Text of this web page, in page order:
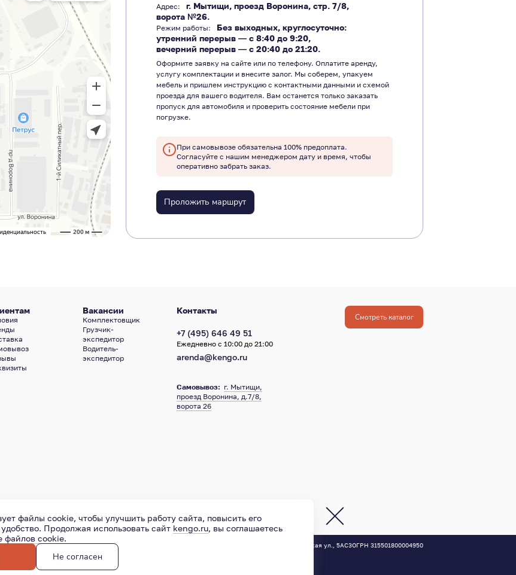
файлы cookie, чтобы улучшить работу сайта, повысить его
Продолжая использовать сайт kengo.ru, вы соглашаетесь
файлов cookie.
Не согласен
Адрес:
г. Мытищи, проезд Воронина, стр. 7/8,
ворота №26.
Режим работы:
Без выходных, круглосуточно:
утренний перерыв ― с 8:40 до 9:20,
вечерний перерыв ― с 20:40 до 21:20.
Оформите заявку на сайте или по телефону. Оплатите аренду,
услугу комплектации и внесите залог. Мы соберем, упакуем
мебель и пришлем инструкцию с контактными данными и схемой
проезда для вашего водителя. Вам останется только заказать
пропуск для автомобиля и проверить состояние мебели при
погрузке.
При самовывозе обязательна 100% предоплата.
Согласуйте с нашим менеджером дату и время, чтобы
оперативно забрать заказ.
Проложить маршрут
Контакты
+7 (495) 646 49 51
Ежедневно с 10:00 до 21:00
arenda@kengo.ru
Самовывоз: г. Мытищи,
проезд Воронина, д.7/8,
ворота 26
Смотреть каталог
Вакансии
Комплектовщик
Грузчик-
экспедитор
Водитель-
экспедитор
Пользовательское соглашение ОГРН 315501800004950
Новодмитровская ул., 5АС3